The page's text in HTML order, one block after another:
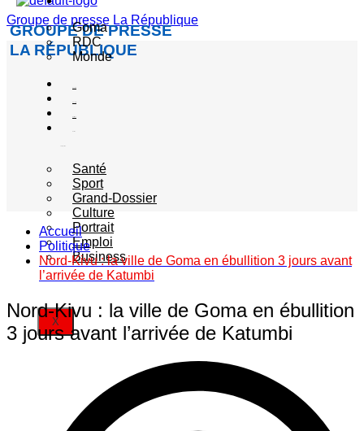
Groupe de presse La République
GROUPE DE PRESSE
LA RÉPUBLIQUE
Goma
RDC
Monde
Santé
Sport
Grand-Dossier
Culture
Portrait
Emploi
Business
X
Accueil
Politique
Nord-Kivu : la ville de Goma en ébullition 3 jours avant
l’arrivée de Katumbi
Nord-Kivu : la ville de Goma en ébullition
3 jours avant l’arrivée de Katumbi